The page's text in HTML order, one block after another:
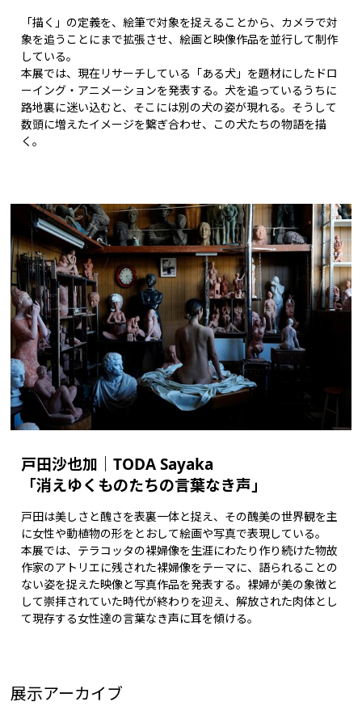
「描く」の定義を、絵筆で対象を捉えることから、カメラで対
象を追うことにまで拡張させ、絵画と映像作品を並行して制作
している。
本展では、現在リサーチしている「ある犬」を題材にしたドロ
ーイング・アニメーションを発表する。犬を追っているうちに
路地裏に迷い込むと、そこには別の犬の姿が現れる。そうして
数頭に増えたイメージを繋ぎ合わせ、この犬たちの物語を描
く。
戸田沙也加｜TODA Sayaka
「消えゆくものたちの言葉なき声」
戸田は美しさと醜さを表裏一体と捉え、その醜美の世界観を主
に女性や動植物の形をとおして絵画や写真で表現している。
本展では、テラコッタの裸婦像を生涯にわたり作り続けた物故
作家のアトリエに残された裸婦像をテーマに、語られることの
ない姿を捉えた映像と写真作品を発表する。裸婦が美の象徴と
して崇拝されていた時代が終わりを迎え、解放された肉体とし
て現存する女性達の言葉なき声に耳を傾ける。
展示アーカイブ